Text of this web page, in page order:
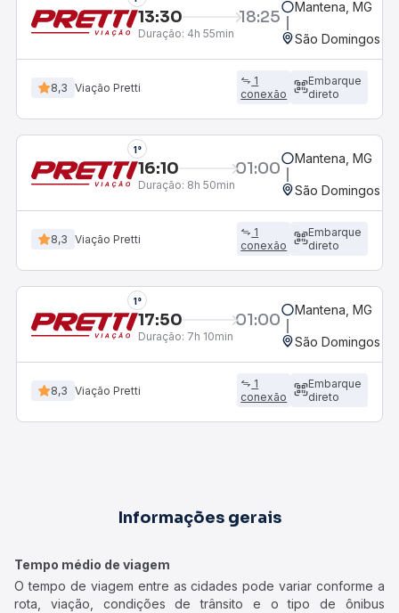
13:30 18:25
Duração: 4h 55min
Mantena, MG
São Domingos
8,3 Viação Pretti
1
conexão
Embarque
direto
1°
16:10 01:00
Duração: 8h 50min
Mantena, MG
São Domingos
8,3 Viação Pretti
1
conexão
Embarque
direto
1°
17:50 01:00
Duração: 7h 10min
Mantena, MG
São Domingos
8,3 Viação Pretti
1
conexão
Embarque
direto
Informações gerais
Tempo médio de viagem
O tempo de viagem entre as cidades pode variar conforme a
rota, viação, condições de trânsito e o tipo de ônibus